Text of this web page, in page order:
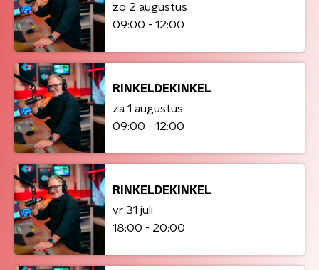
zo 2 augustus
09:00 - 12:00
RINKELDEKINKEL
za 1 augustus
09:00 - 12:00
RINKELDEKINKEL
vr 31 juli
18:00 - 20:00